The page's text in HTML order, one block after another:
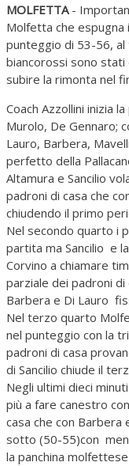
MOLFETTA-
Molfetta che espugna
punteggio di 53-56,
biancorossi sono
subire la rimonta nel
Coach Azzollini inizia
Murolo, De Gennaro;
Lauro, Barbera,
perfetto della
Altamura e Sancilio
padroni di casa che
chiudendo il primo
Nel secondo quarto i
partita ma Sancilio e
Corvino a chiamare
parziale dei padroni
Barbera e Di Lauro
Nel terzo quarto
nel punteggio con la
padroni di casa
di Sancilio chiude il
Negli ultimi dieci
più a fare canestro
casa che con Barbera
sotto (50-55)con
la panchina